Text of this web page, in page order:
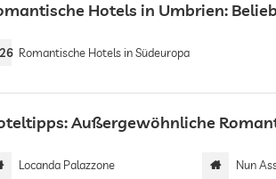
Hotels in Umbrien:
Romantische Hotels in Südeuropa
Außergewöhnliche
Locanda Palazzone Nun